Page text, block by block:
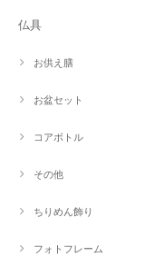
仏具
お供え膳
お盆セット
コアボトル
その他
ちりめん飾り
フォトフレーム